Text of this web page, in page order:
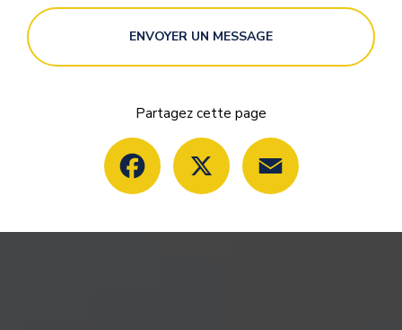
ENVOYER UN MESSAGE
Partagez cette page
Facebook